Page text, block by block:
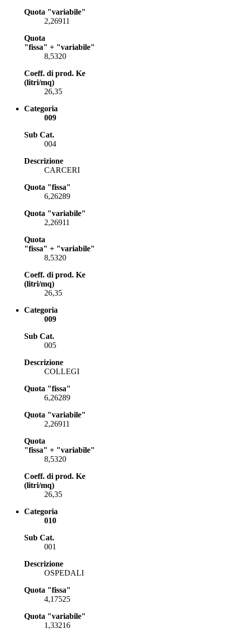
Quota "variabile"
2,26911
Quota
"fissa" + "variabile"
8,5320
Coeff. di prod. Ke
(litri/mq)
26,35
Categoria
009
Sub Cat.
004
Descrizione
CARCERI
Quota "fissa"
6,26289
Quota "variabile"
2,26911
Quota
"fissa" + "variabile"
8,5320
Coeff. di prod. Ke
(litri/mq)
26,35
Categoria
009
Sub Cat.
005
Descrizione
COLLEGI
Quota "fissa"
6,26289
Quota "variabile"
2,26911
Quota
"fissa" + "variabile"
8,5320
Coeff. di prod. Ke
(litri/mq)
26,35
Categoria
010
Sub Cat.
001
Descrizione
OSPEDALI
Quota "fissa"
4,17525
Quota "variabile"
1,33216